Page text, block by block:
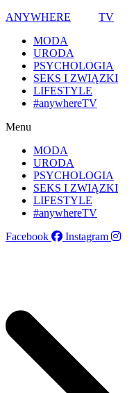
ANYWHERE TV
MODA
URODA
PSYCHOLOGIA
SEKS I ZWIĄZKI
LIFESTYLE
#anywhereTV
Menu
MODA
URODA
PSYCHOLOGIA
SEKS I ZWIĄZKI
LIFESTYLE
#anywhereTV
Facebook
Instagram